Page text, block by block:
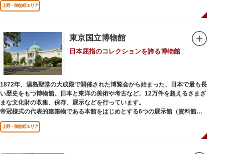
などから構成されています。
2005年「愛・地球博」の長久手日本館で人気を博した「地球の部屋」を移設
100万分の1の大きさ）のドームの内側すべてがスクリーンになっている世界
初のシアターで、月ごとに変わるオリジナル映像を上映しています。
楽しみながら学習できるイベント企画や、恐竜をはじめとした様々な実物標
本、子ども向けのコーナーもあり、お子様連れでも楽しめる博物館です。
また、国立科学博物館では、日本およびアジアにおける科学系博物館の中核
施設として、調査研究、標本資料の収集・保管・活用、展示・学習支援を推
進。これらの活動を上野の本館、白金台の附属自然教育園、茨城県つくば市
の実験植物園や筑波研究施設（非公開）で展開しています。
上野・御徒町エリア
東京国立博物館
日本屈指のコレクションを誇る博物館
1872年、湯島聖堂の大成殿で開催された博覧会から始まった、日本で最も長
い歴史をもつ博物館。日本と東洋の美術や考古など、12万件を超えるさまざ
まな文化財の収集、保存、展示などを行っています。
帝冠様式の代表的建築物である本館をはじめとする6つの展示館（資料館）
からなり、89件の国宝を所蔵。常に貴重な文化財を公開し、講座や講演会、
ワークショップなどを実施しています。国宝や重要文化財などの名品をたど
りながら、真の美術史を堪能し価値あるひと時を過ごしてみてはいかがでし
上野・御徒町エリア